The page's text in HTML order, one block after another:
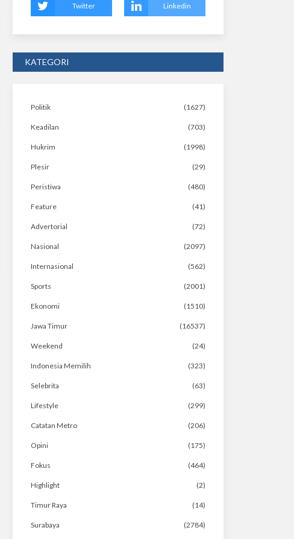
Twitter Linkedin
KATEGORI
Politik (1627)
Keadilan (703)
Hukrim (1998)
Plesir (29)
Peristiwa (480)
Feature (41)
Advertorial (72)
Nasional (2097)
Internasional (562)
Sports (2001)
Ekonomi (1510)
Jawa Timur (16537)
Weekend (24)
Indonesia Memilih (323)
Selebrita (63)
Lifestyle (299)
Catatan Metro (206)
Opini (175)
Fokus (464)
Highlight (2)
Timur Raya (14)
Surabaya (2784)